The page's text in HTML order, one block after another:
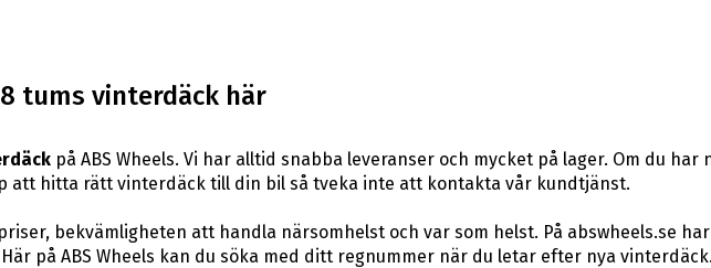
tums vinterdäck här
på ABS Wheels. Vi har alltid snabba leveranser och mycket på lager. Om du har
att hitta rätt vinterdäck till din bil så tveka inte att kontakta vår kundtjänst.
bekvämligheten att handla närsomhelst och var som helst. På abswheels.se
på ABS Wheels kan du söka med ditt regnummer när du letar efter nya